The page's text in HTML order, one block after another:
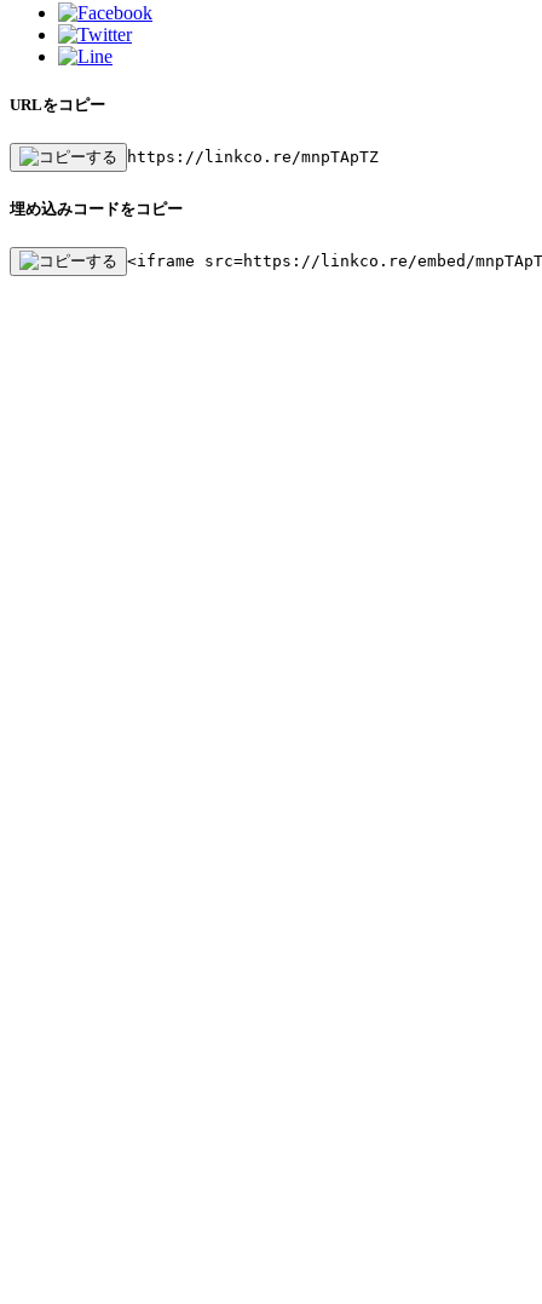
URLをコピー
https://linkco.re/mnpTApTZ
埋め込みコードをコピー
<iframe src=https://linkco.re/embed/